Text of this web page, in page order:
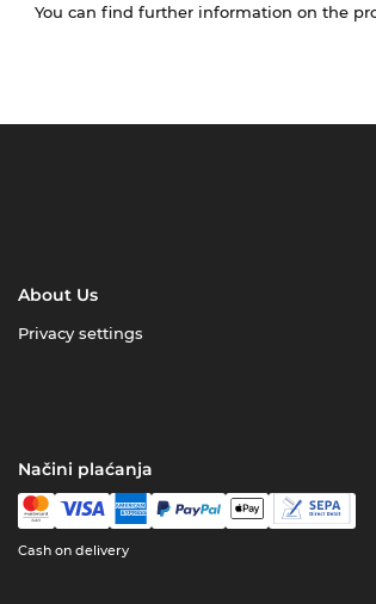
You can find further information on the
About Us
Privacy settings
Načini plaćanja
Cash on delivery